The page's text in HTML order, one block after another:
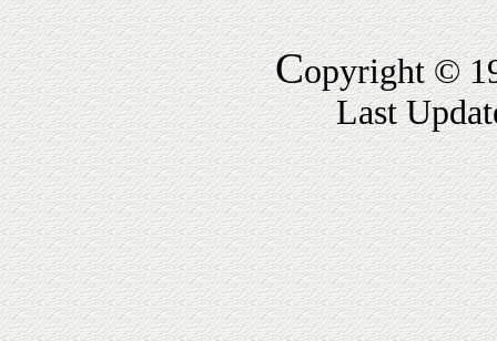
Copyright ©
Last